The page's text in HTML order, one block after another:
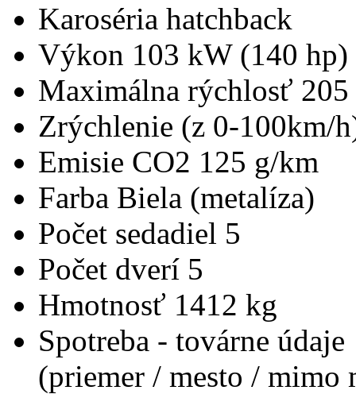
Karoséria hatchback
Výkon 103 kW (140 hp)
Maximálna rýchlosť
Zrýchlenie (z 0-100km/
Emisie CO2 125 g/km
Farba Biela (metalíza)
Počet sedadiel 5
Počet dverí 5
Hmotnosť 1412 kg
Spotreba - továrne údaje
(priemer / mesto / mimo